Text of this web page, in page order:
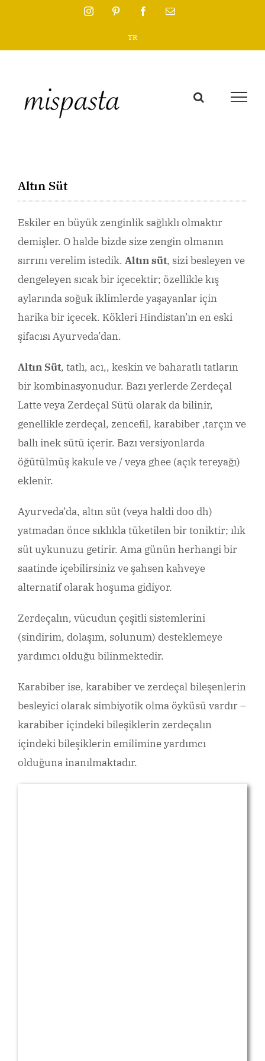
InstagramPinterest FacebookEmail
TR
Altın Süt
Eskiler en büyük zenginlik sağlıklı olmaktır
demişler. O halde bizde size zengin olmanın
sırrını verelim istedik. Altın süt, sizi besleyen ve
dengeleyen sıcak bir içecektir; özellikle kış
aylarında soğuk iklimlerde yaşayanlar için
harika bir içecek. Kökleri Hindistan’ın en eski
şifacısı Ayurveda’dan.
Altın Süt, tatlı, acı,, keskin ve baharatlı tatların
bir kombinasyonudur. Bazı yerlerde Zerdeçal
Latte veya Zerdeçal Sütü olarak da bilinir,
genellikle zerdeçal, zencefil, karabiber ,tarçın ve
ballı inek sütü içerir. Bazı versiyonlarda
öğütülmüş kakule ve / veya ghee (açık tereyağı)
eklenir.
Ayurveda’da, altın süt (veya haldi doo dh)
yatmadan önce sıklıkla tüketilen bir toniktir; ılık
süt uykunuzu getirir. Ama günün herhangi bir
saatinde içebilirsiniz ve şahsen kahveye
alternatif olarak hoşuma gidiyor.
Zerdeçalın, vücudun çeşitli sistemlerini
(sindirim, dolaşım, solunum) desteklemeye
yardımcı olduğu bilinmektedir.
Karabiber ise, karabiber ve zerdeçal bileşenlerin
besleyici olarak simbiyotik olma öyküsü vardır –
karabiber içindeki bileşiklerin zerdeçalın
içindeki bileşiklerin emilimine yardımcı
olduğuna inanılmaktadır.